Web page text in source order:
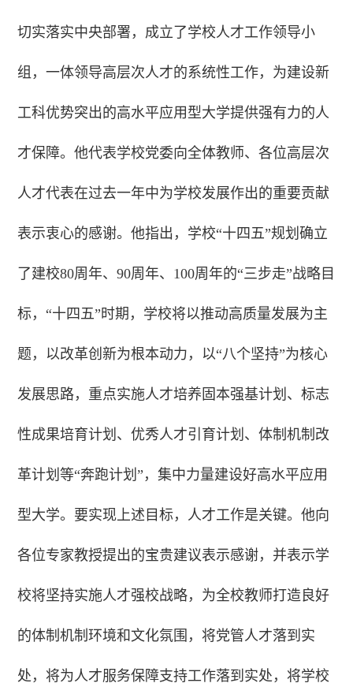
切实落实中央部署，成立了学校人才工作领导小
组，一体领导高层次人才的系统性工作，为建设新
工科优势突出的高水平应用型大学提供强有力的人
才保障。他代表学校党委向全体教师、各位高层次
人才代表在过去一年中为学校发展作出的重要贡献
表示衷心的感谢。他指出，学校“十四五”规划确立
了建校80周年、90周年、100周年的“三步走”战略目
标，“十四五”时期，学校将以推动高质量发展为主
题，以改革创新为根本动力，以“八个坚持”为核心
发展思路，重点实施人才培养固本强基计划、标志
性成果培育计划、优秀人才引育计划、体制机制改
革计划等“奔跑计划”，集中力量建设好高水平应用
型大学。要实现上述目标，人才工作是关键。他向
各位专家教授提出的宝贵建议表示感谢，并表示学
校将坚持实施人才强校战略，为全校教师打造良好
的体制机制环境和文化氛围，将党管人才落到实
处，将为人才服务保障支持工作落到实处，将学校